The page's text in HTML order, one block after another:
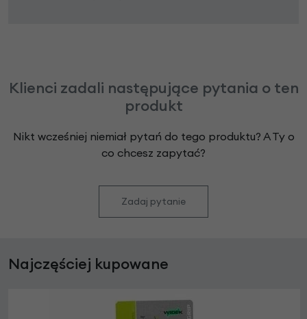
Klienci zadali następujące pytania o ten
produkt
Nikt wcześniej niemiał pytań do tego produktu? A Ty o
co chcesz zapytać?
Zadaj pytanie
Najczęściej kupowane